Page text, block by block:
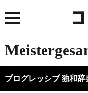
プログレッシブ 独和辞